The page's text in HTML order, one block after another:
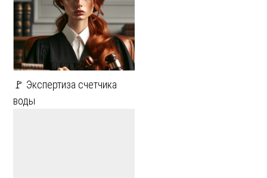
🚩 Экспертиза счетчика
воды